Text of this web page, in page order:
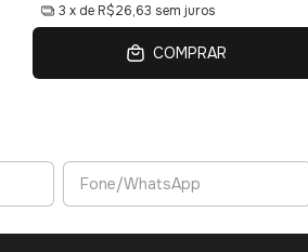
3 x de R$26,63 sem juros
COMPRAR